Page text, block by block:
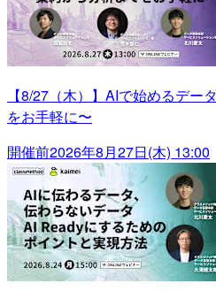
【8/27（木）】AIで始めるデー
をお手軽に〜
開催前2026年8月27日(木) 13:00